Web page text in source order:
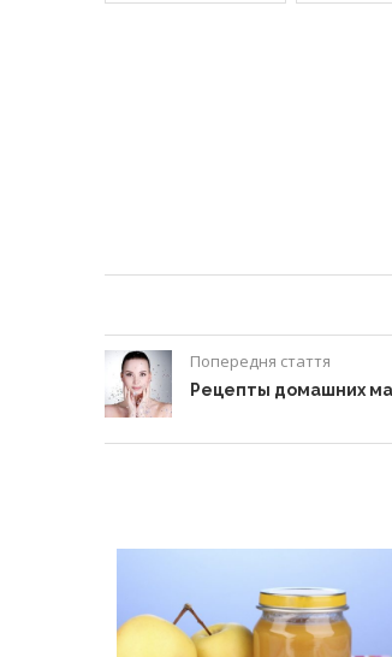
Попередня стаття
Рецепты домашних